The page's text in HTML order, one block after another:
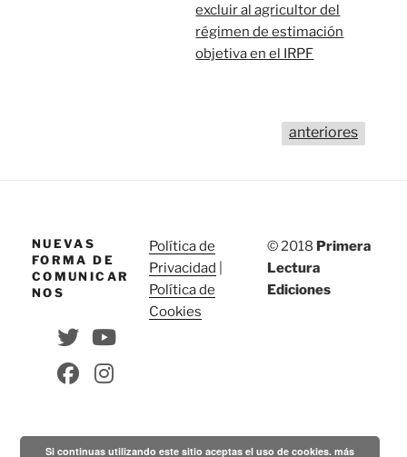
excluir al agricultor del
régimen de estimación
objetiva en el IRPF
anteriores
NUEVAS
FORMA DE
COMUNICAR
NOS
Política de
Privacidad
Política de
Cookies
© 2018 Primera
Lectura
Ediciones
Si continuas utilizando este sitio aceptas el uso de cookies.más